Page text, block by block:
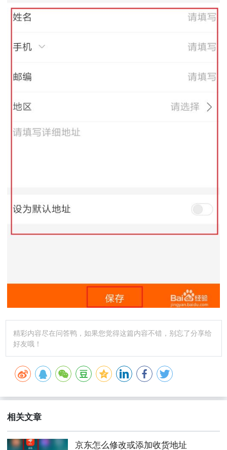
精彩内容尽在问答鸭，如果您觉得这篇内容不错，别忘了分享给
好友哦！
相关文章
京东怎么修改或添加收货地址